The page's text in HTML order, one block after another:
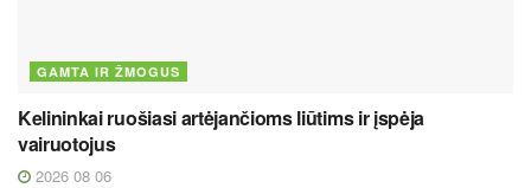
GAMTA IR ŽMOGUS
Kelininkai ruošiasi artėjančioms liūtims ir įspėja
vairuotojus
2026 08 06